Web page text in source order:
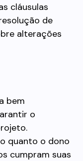
cláusulas
de
alterações
bem
o
quanto o dono
cumpram suas